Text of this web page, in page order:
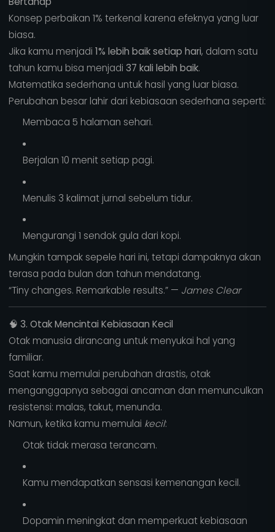
Konsep perbaikan 1% terkenal karena efeknya yang luar
biasa.
Jika kamu menjadi 1% lebih baik setiap hari, dalam satu
tahun kamu bisa menjadi 37 kali lebih baik.
Matematika sederhana untuk hasil yang luar biasa.
Perubahan besar lahir dari kebiasaan sederhana seperti:
Membaca 5 halaman sehari.
Berjalan 10 menit setiap pagi.
Menulis 3 kalimat jurnal sebelum tidur.
Mengurangi 1 sendok gula dari kopi.
Mungkin tampak sepele hari ini, tetapi dampaknya akan
terasa pada bulan dan tahun mendatang.
“Tiny changes. Remarkable results.” — James Clear
🧠 3. Otak Mencintai Kebiasaan Kecil
Otak manusia dirancang untuk menyukai hal yang
familiar.
Saat kamu memulai perubahan drastis, otak
menganggapnya sebagai ancaman dan memunculkan
resistensi: malas, takut, menunda.
Namun, ketika kamu memulai kecil:
Otak tidak merasa terancam.
Kamu mendapatkan sensasi kemenangan kecil.
Dopamin meningkat dan memperkuat kebiasaan